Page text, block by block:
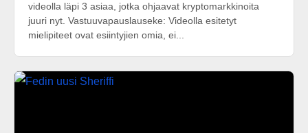
videolla läpi 3 asiaa, jotka ohjaavat kryptomarkkinoita
juuri nyt. Vastuuvapauslauseke: Videolla esitetyt
mielipiteet ovat esiintyjien omia, ei...